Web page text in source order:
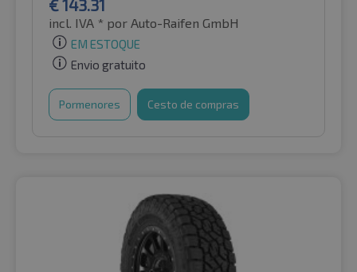
€143.31
incl. IVA * por Auto-Raifen GmbH
EM ESTOQUE
Envio gratuito
Pormenores Cesto de compras